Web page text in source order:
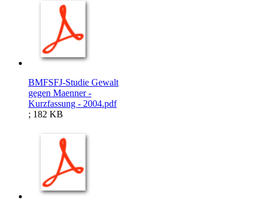
BMFSFJ-Studie Gewalt
gegen Maenner -
Kurzfassung - 2004.pdf
; 182 KB